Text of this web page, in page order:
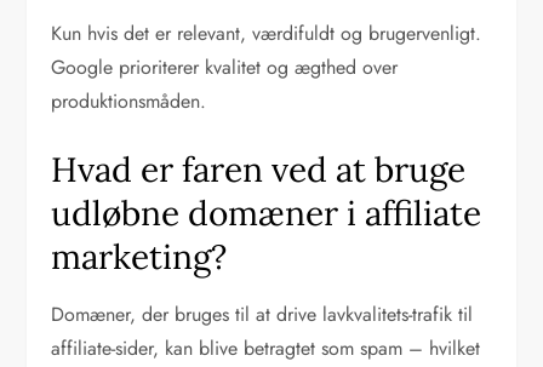
Kun hvis det er relevant, værdifuldt og brugervenligt.
Google prioriterer kvalitet og ægthed over
produktionsmåden.
Hvad er faren ved at bruge
udløbne domæner i affiliate
marketing?
Domæner, der bruges til at drive lavkvalitets-trafik til
affiliate-sider, kan blive betragtet som spam – hvilket